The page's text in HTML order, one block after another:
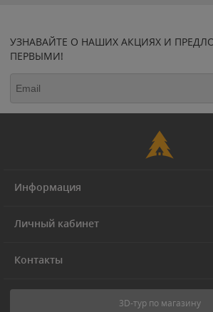
УЗНАВАЙТЕ О НАШИХ АКЦИЯХ И
ПЕРВЫМИ!
Информация
Личный кабинет
Контакты
3D-тур по магазину